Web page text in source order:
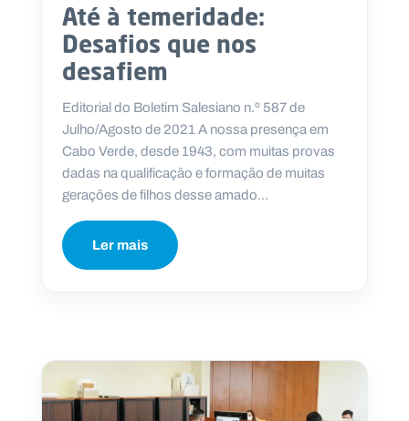
Até à temeridade:
Desafios que nos
desafiem
Editorial do Boletim Salesiano n.º 587 de
Julho/Agosto de 2021 A nossa presença em
Cabo Verde, desde 1943, com muitas provas
dadas na qualificação e formação de muitas
gerações de filhos desse amado...
Ler mais